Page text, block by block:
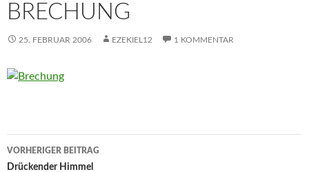
BRECHUNG
25. FEBRUAR 2006 EZEKIEL12 1 KOMMENTAR
Beitragsnavigation
VORHERIGER BEITRAG
Drückender Himmel